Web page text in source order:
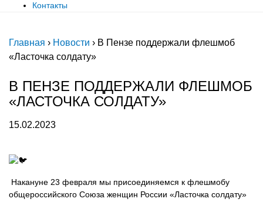
Контакты
Главная › Новости › В Пензе поддержали флешмоб
«Ласточка солдату»
В ПЕНЗЕ ПОДДЕРЖАЛИ ФЛЕШМОБ
«ЛАСТОЧКА СОЛДАТУ»
15.02.2023
Накануне 23 февраля мы присоединяемся к флешмобу
общероссийского Союза женщин России «Ласточка солдату»